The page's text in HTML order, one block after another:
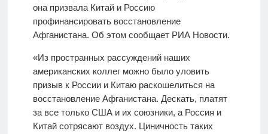
она призвала Китай и Россию
профинансировать восстановление
Афганистана. Об этом сообщает РИА Новости.
«Из пространных рассуждений наших
американских коллег можно было уловить
призыв к России и Китаю раскошелиться на
восстановление Афганистана. Дескать, платят
за все только США и их союзники, а Россия и
Китай сотрясают воздух. Циничность таких